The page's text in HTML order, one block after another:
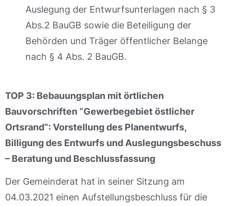
Auslegung der Entwurfsunterlagen nach § 3
Abs.2 BauGB sowie die Beteiligung der
Behörden und Träger öffentlicher Belange
nach § 4 Abs. 2 BauGB.
TOP 3: Bebauungsplan mit örtlichen
Bauvorschriften “Gewerbegebiet östlicher
Ortsrand“: Vorstellung des Planentwurfs,
Billigung des Entwurfs und Auslegungsbeschuss
– Beratung und Beschlussfassung
Der Gemeinderat hat in seiner Sitzung am
04.03.2021 einen Aufstellungsbeschluss für die